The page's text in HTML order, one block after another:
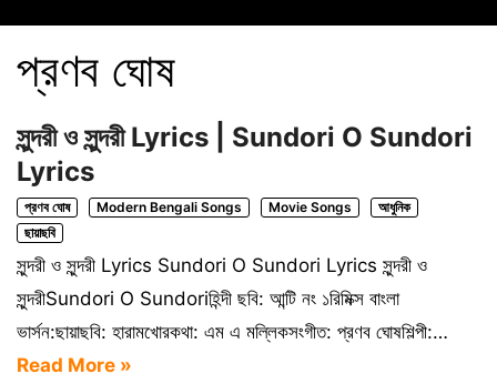
প্রণব ঘোষ
সুন্দরী ও সুন্দরী Lyrics | Sundori O Sundori
Lyrics
প্রণব ঘোষ Modern Bengali Songs Movie Songs
আধুনিক
ছায়াছবি
সুন্দরী ও সুন্দরী Lyrics Sundori O Sundori Lyrics সুন্দরী ও
সুন্দরীSundori O Sundoriহিন্দী ছবি: আন্টি নং ১রিমিক্স বাংলা
ভার্সন:ছায়াছবি: হারামখোরকথা: এম এ মল্লিকসংগীত: প্রণব ঘোষশিল্পী:…
Read More »